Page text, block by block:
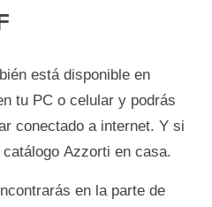
está disponible en
tu PC o celular y podrás
conectado a internet. Y si
Azzorti en casa.
en la parte de